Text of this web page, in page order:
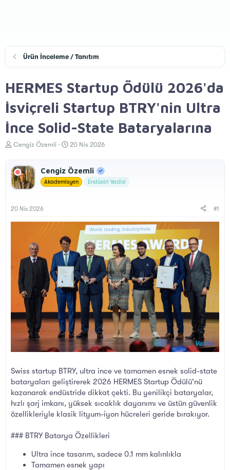
Ürün İnceleme / Tanıtım
HERMES Startup Ödülü 2026'da
İsviçreli Startup BTRY'nin Ultra
İnce Solid-State Bataryalarına
K
u
y
u
a
Cengiz Özemli
B
l
a
a
r
i
h
20 Nis 2026
Cengiz Özemli
Akademisyen Endüstri Vadisi
20 Nis 2026 #1
Swiss startup BTRY, ultra ince ve tamamen esnek solid-state
bataryaları geliştirerek 2026 HERMES Startup Ödülü'nü
kazanarak endüstride dikkat çekti. Bu yenilikçi bataryalar,
hızlı şarj imkanı, yüksek sıcaklık dayanımı ve üstün güvenlik
özellikleriyle klasik lityum-iyon hücreleri geride bırakıyor.
### BTRY Batarya Özellikleri
Ultra ince tasarım, sadece 0.1 mm kalınlıkla
Tamamen esnek yapı